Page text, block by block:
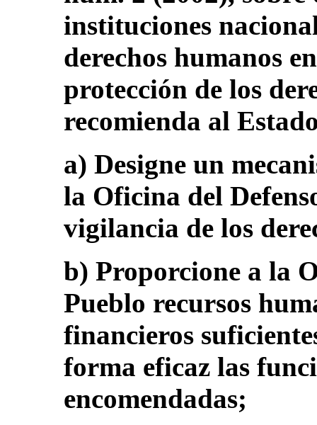
instituciones
derechos humanos
protección de los
recomienda al
a) Designe un
la Oficina del
vigilancia de los
b) Proporcione a la
Pueblo recursos
financieros
forma eficaz las
encomendadas;